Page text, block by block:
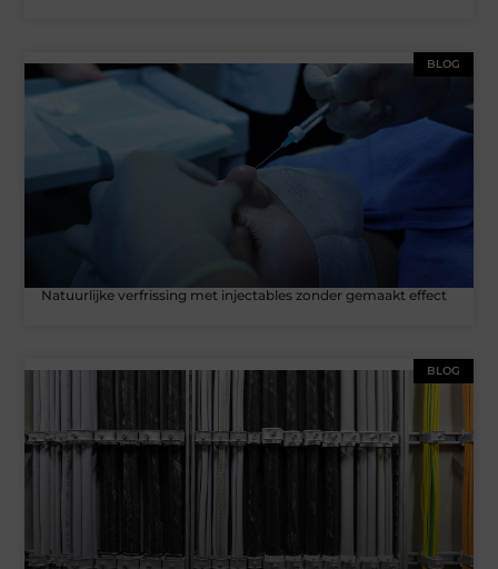
BLOG
Natuurlijke verfrissing met injectables zonder gemaakt effect
BLOG